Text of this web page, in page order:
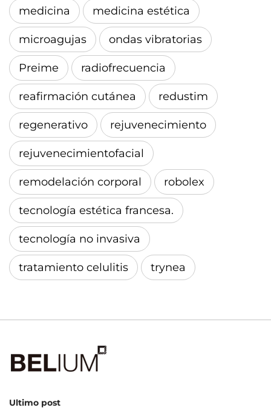
medicina medicina estética
microagujas ondas vibratorias
Preime radiofrecuencia
reafirmación cutánea redustim
regenerativo rejuvenecimiento
rejuvenecimientofacial
remodelación corporal robolex
tecnología estética francesa.
tecnología no invasiva
tratamiento celulitis trynea
Ultimo post